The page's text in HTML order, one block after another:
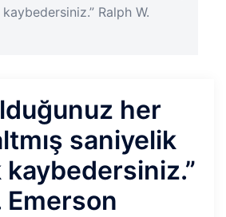
Ralph W.
her
saniyelik
Emerson